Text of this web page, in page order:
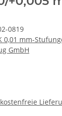
0819
0,01 mm-
GmbH